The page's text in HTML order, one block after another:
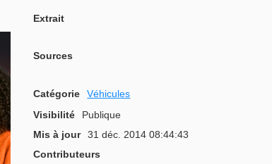
Extrait
Sources
Catégorie Véhicules
Visibilité
Publique
Mis à jour
31 déc. 2014 08:44:43
Contributeurs